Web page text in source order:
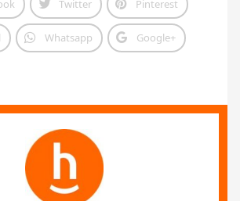
Twitter Pinterest
Whatsapp Google+